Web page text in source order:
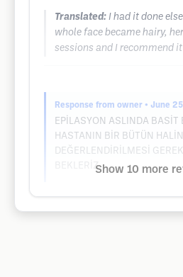
Translated: I had it done
whole face became hairy,
sessions and I recommend it
Response from owner • June
EPİLASYON ASLINDA BASİT
HASTANIN BİR BÜTÜN
DEĞERLENDİRİLMESİ
BEKLERİZShow 10 more